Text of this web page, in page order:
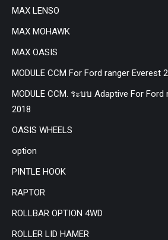
MAX LENSO
MAX MOHAWK
MAX OASIS
MODULE CCM For Ford ranger Everest
MODULE CCM. ระบบ Adaptive For
2018
OASIS WHEELS
option
PINTLE HOOK
RAPTOR
ROLLBAR OPTION 4WD
ROLLER LID HAMER